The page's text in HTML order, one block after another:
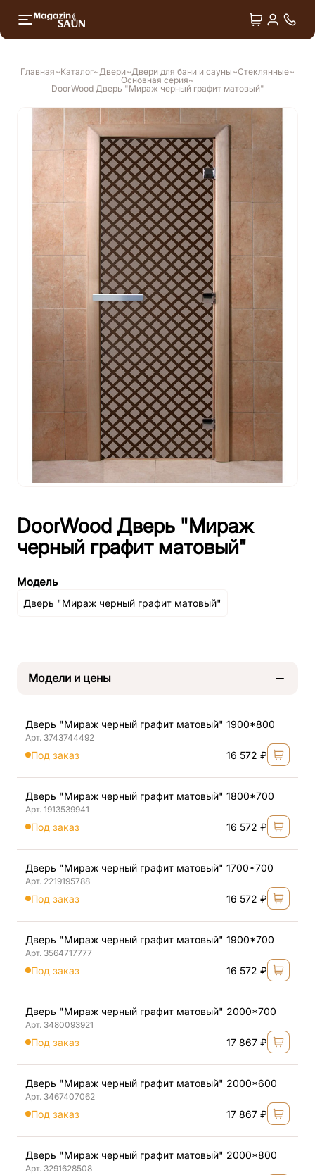
Двери
Лёдогенераторы
Оборудование для СПА
Аксессуары
Главная Каталог Двери Двери для бани и сауны Стеклянные
Основная серия
DoorWood Дверь "Мираж черный графит матовый"
DoorWood Дверь "Мираж
черный графит матовый"
Модель
Дверь "Мираж черный графит матовый"
Модели и цены
Дверь "Мираж черный графит матовый" 1900*800
Арт. 3743744492
Под заказ 16 572 ₽
Дверь "Мираж черный графит матовый" 1800*700
Арт. 1913539941
Под заказ 16 572 ₽
Дверь "Мираж черный графит матовый" 1700*700
Арт. 2219195788
Под заказ 16 572 ₽
Дверь "Мираж черный графит матовый" 1900*700
Арт. 3564717777
Под заказ 16 572 ₽
Дверь "Мираж черный графит матовый" 2000*700
Арт. 3480093921
Под заказ 17 867 ₽
Дверь "Мираж черный графит матовый" 2000*600
Арт. 3467407062
Под заказ 17 867 ₽
Дверь "Мираж черный графит матовый" 2000*800
Арт. 3291628508